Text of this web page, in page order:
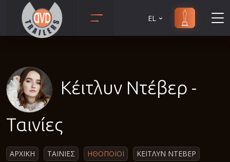
Αισθησιακές
Γουέστερν
EL
Κέιτλυν Ντέβερ -
Ταινίες
ΑΡΧΙΚΗ ΤΑΙΝΙΕΣ ΗΘΟΠΟΙΟΙ ΚΕΙΤΛΥΝ ΝΤΕΒΕΡ